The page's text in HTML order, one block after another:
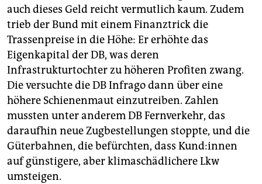
auch dieses Geld reicht vermutlich kaum. Zudem
trieb der Bund mit einem Finanztrick die
Trassenpreise in die Höhe: Er erhöhte das
Eigenkapital der DB, was deren
Infrastrukturtochter zu höheren Profiten zwang.
Die versuchte die DB Infrago dann über eine
höhere Schienenmaut einzutreiben. Zahlen
mussten unter anderem DB Fernverkehr, das
daraufhin neue Zugbestellungen stoppte, und die
Güterbahnen, die befürchten, dass Kun­d:in­nen
auf günstigere, aber klimaschädlichere Lkw
umsteigen.